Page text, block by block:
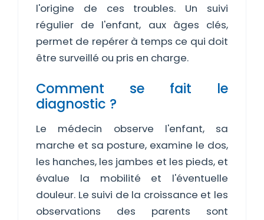
l'origine de ces troubles. Un suivi
régulier de l'enfant, aux âges clés,
permet de repérer à temps ce qui doit
être surveillé ou pris en charge.
Comment se fait le
diagnostic ?
Le médecin observe l'enfant, sa
marche et sa posture, examine le dos,
les hanches, les jambes et les pieds, et
évalue la mobilité et l'éventuelle
douleur. Le suivi de la croissance et les
observations des parents sont